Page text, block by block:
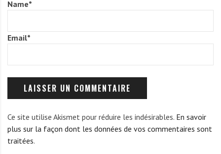
Name*
Email*
Ce site utilise Akismet pour réduire les indésirables. En savoir
plus sur la façon dont les données de vos commentaires sont
traitées.